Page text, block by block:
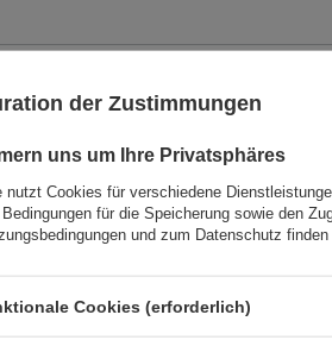
der Zustimmungen
uns um Ihre Privatsphäres
nutzt Cookies für verschiedene
für die Speicherung sowie den
und zum Datenschutz
Cookies (erforderlich)